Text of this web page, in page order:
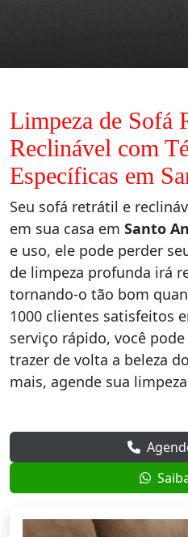
Limpeza de Sofá
Reclinável com
Específicas em
Seu sofá retrátil e
em sua casa em Santo
e uso, ele pode perder
de limpeza profunda irá
tornando-o tão bom
1000 clientes satisfeitos
serviço rápido, você
trazer de volta a beleza
mais, agende sua